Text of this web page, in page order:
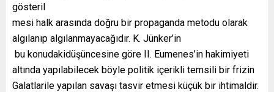
gösteril
mesi halk arasında doğru bir propaganda metodu olarak
algılanıp algılanmayacağıdır. K. Jünker’in
bu konudakidüşüncesine göre II. Eumenes’in hakimiyeti
altında yapılabilecek böyle politik içerikli temsili bir frizin
Galatlarile yapılan savaşı tasvir etmesi küçük bir ihtimaldir.